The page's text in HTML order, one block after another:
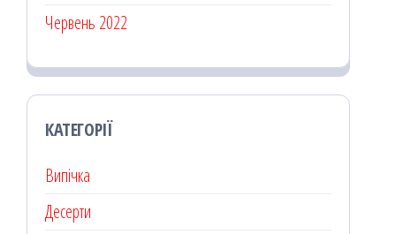
Червень 2022
КАТЕГОРІЇ
Випічка
Десерти